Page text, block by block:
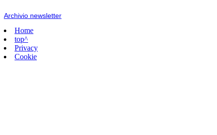
Archivio newsletter
Home
top^
Privacy
Cookie